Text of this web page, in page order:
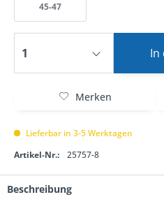
45-47
In
Merken
Lieferbar in 3-5 Werktagen
Artikel-Nr.:
25757-8
Beschreibung